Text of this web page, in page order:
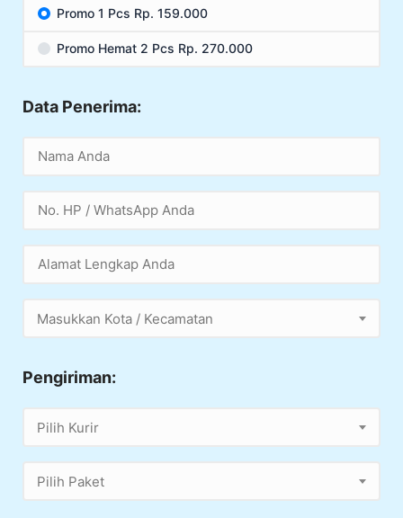
Promo 1 Pcs Rp. 159.000
Promo Hemat 2 Pcs Rp. 270.000
Data Penerima:
Masukkan Kota / Kecamatan
Pengiriman:
Pilih Kurir
Pilih Paket